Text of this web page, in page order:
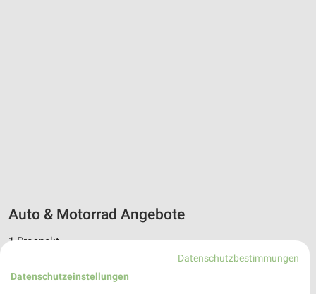
Auto & Motorrad Angebote
1 Prospekt
Datenschutzbestimmungen
Datenschutzeinstellungen